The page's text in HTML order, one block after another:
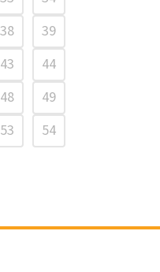
38
39
43
44
48
49
53 54